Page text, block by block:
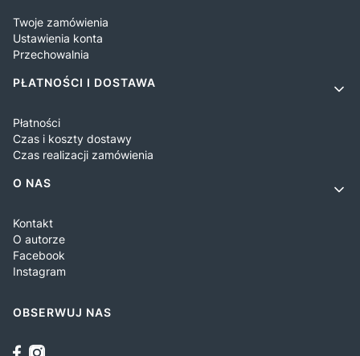
Twoje zamówienia
Ustawienia konta
Przechowalnia
PŁATNOŚCI I DOSTAWA
Płatności
Czas i koszty dostawy
Czas realizacji zamówienia
O NAS
Kontakt
O autorze
Facebook
Instagram
OBSERWUJ NAS